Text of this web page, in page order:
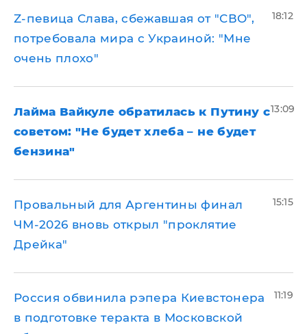
Z-певица Слава, сбежавшая от "СВО",
потребовала мира с Украиной: "Мне
очень плохо"
18:12
Лайма Вайкуле обратилась к Путину с
советом: "Не будет хлеба – не будет
бензина"
13:09
Провальный для Аргентины финал
ЧМ-2026 вновь открыл "проклятие
Дрейка"
15:15
Россия обвинила рэпера Киевстонера
в подготовке теракта в Московской
11:19